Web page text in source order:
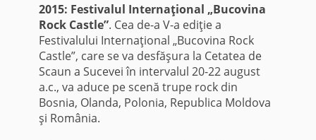
2015: Festivalul Internaţional „Bucovina
Rock Castle”. Cea de-a V-a ediţie a
Festivalului Internaţional „Bucovina Rock
Castle”, care se va desfăşura la Cetatea de
Scaun a Sucevei în intervalul 20-22 august
a.c., va aduce pe scenă trupe rock din
Bosnia, Olanda, Polonia, Republica Moldova
şi România.